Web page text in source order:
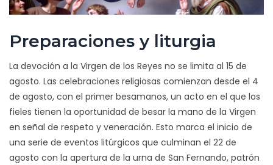
Preparaciones y liturgia
La devoción a la Virgen de los Reyes no se limita al 15 de
agosto. Las celebraciones religiosas comienzan desde el 4
de agosto, con el primer besamanos, un acto en el que los
fieles tienen la oportunidad de besar la mano de la Virgen
en señal de respeto y veneración. Esto marca el inicio de
una serie de eventos litúrgicos que culminan el 22 de
agosto con la apertura de la urna de San Fernando, patrón